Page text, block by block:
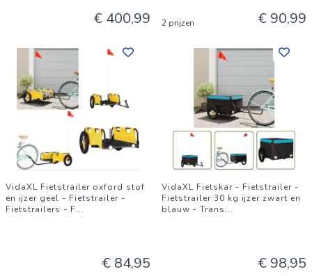
€ 400,99 2 prijzen € 90,99
VidaXL Fietstrailer oxford stof
en ijzer geel - Fietstrailer -
Fietstrailers - F...
€ 84,95
VidaXL Fietskar - Fietstrailer -
Fietstrailer 30 kg ijzer zwart en
blauw - Trans...
€ 98,95